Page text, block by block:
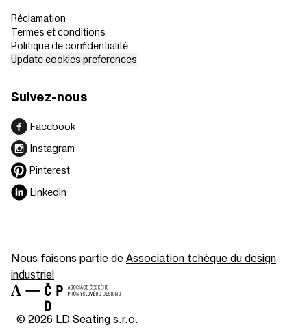
Réclamation
Termes et conditions
Politique de confidentialité
Update cookies preferences
Suivez-nous
Facebook
Instagram
Pinterest
LinkedIn
Nous faisons partie deAssociation tchèque du design
industriel
© 2026 LD Seating s.r.o.